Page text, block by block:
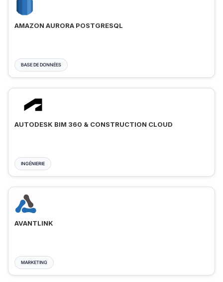
AMAZON AURORA POSTGRESQL
BASE DE DONNÉES
AUTODESK BIM 360 & CONSTRUCTION CLOUD
INGÉNIERIE
AVANTLINK
MARKETING